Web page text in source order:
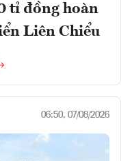
tỉ đồng hoàn
Liên Chiểu
06:50, 07/08/2026